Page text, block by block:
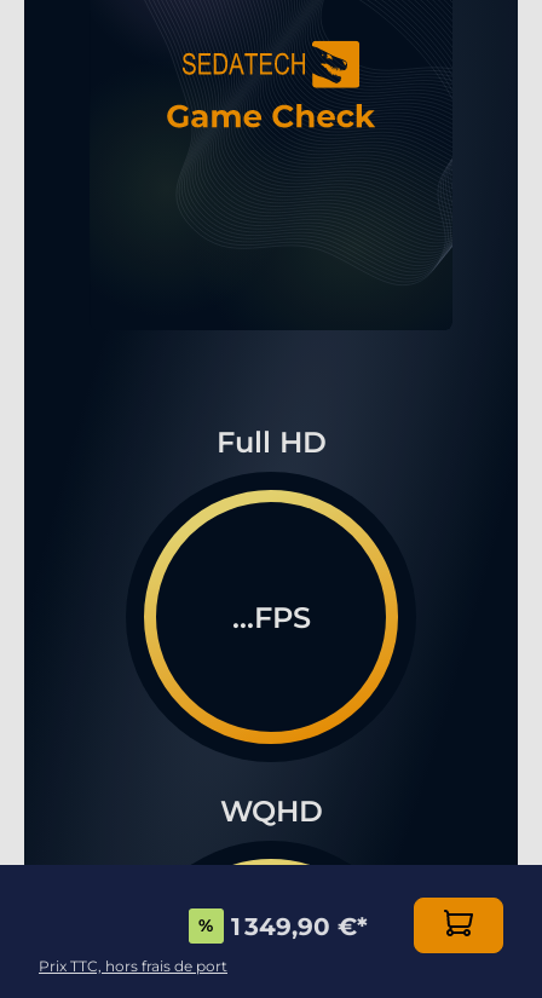
Full HD
...FPS
WQHD
% 1 349,90 €*
Prix TTC, hors frais de port